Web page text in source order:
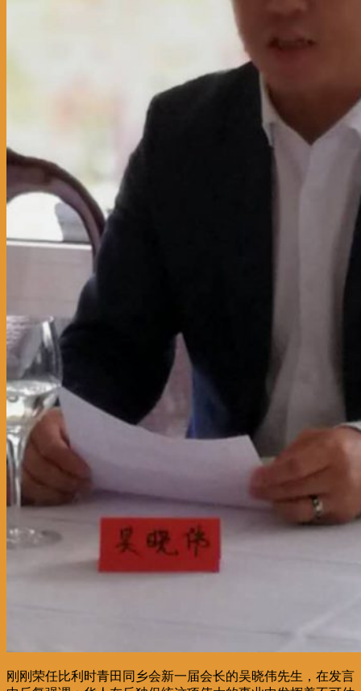
刚刚荣任比利时青田同乡会新一届会长的吴晓伟先生，在发言